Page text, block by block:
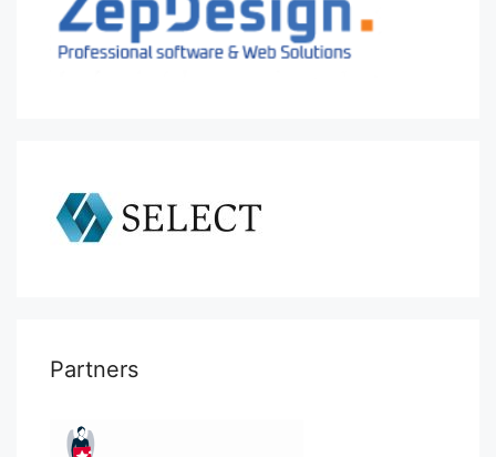
Partners